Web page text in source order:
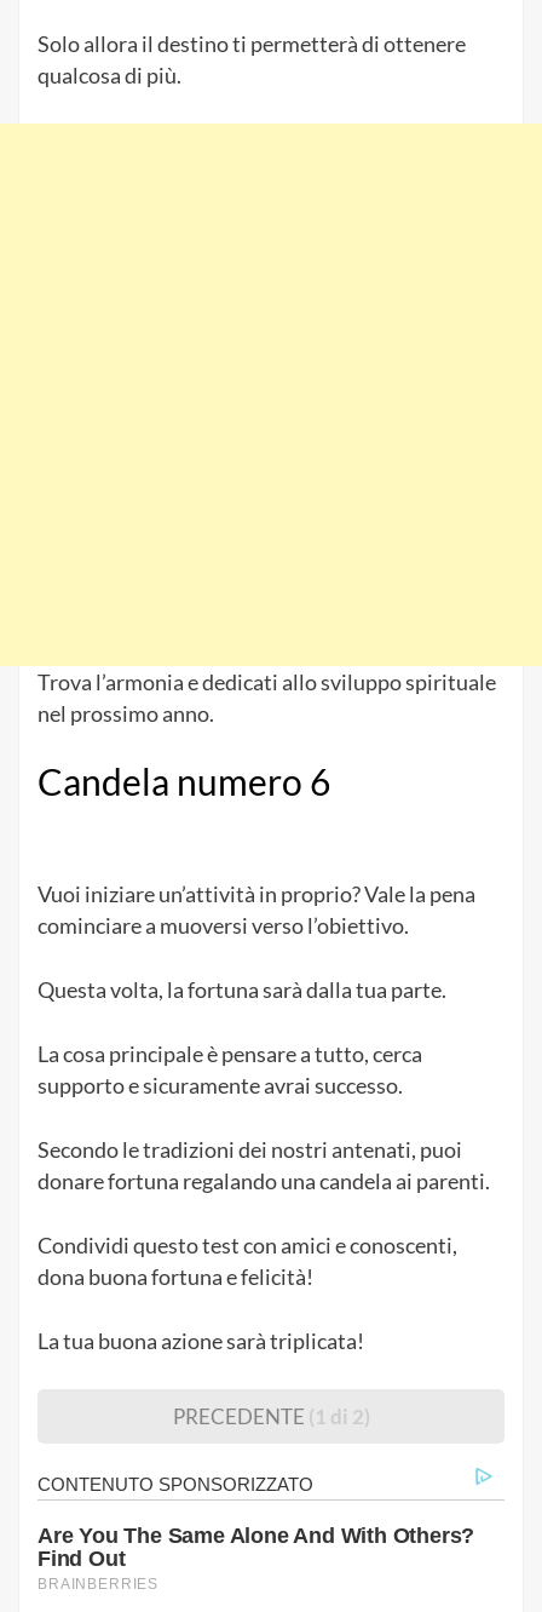
Solo allora il destino ti permetterà di ottenere
qualcosa di più.
Trova l’armonia e dedicati allo sviluppo spirituale
nel prossimo anno.
Candela numero 6
Vuoi iniziare un’attività in proprio? Vale la pena
cominciare a muoversi verso l’obiettivo.
Questa volta, la fortuna sarà dalla tua parte.
La cosa principale è pensare a tutto, cerca
supporto e sicuramente avrai successo.
Secondo le tradizioni dei nostri antenati, puoi
donare fortuna regalando una candela ai parenti.
Condividi questo test con amici e conoscenti,
dona buona fortuna e felicità!
La tua buona azione sarà triplicata!
PRECEDENTE (1 di 2)